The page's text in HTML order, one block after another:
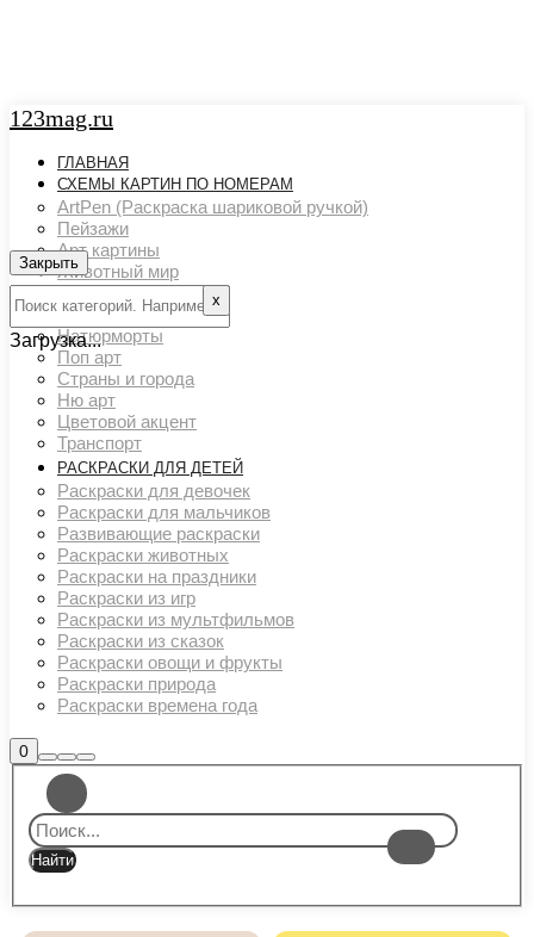
123mag.ru
ГЛАВНАЯ
СХЕМЫ КАРТИН ПО НОМЕРАМ
ArtPen (Раскраска шариковой ручкой)
Пейзажи
Арт картины
Животный мир
Люди
Картины художников
Натюрморты
Поп арт
Страны и города
Ню арт
Цветовой акцент
Транспорт
РАСКРАСКИ ДЛЯ ДЕТЕЙ
Раскраски для девочек
Раскраски для мальчиков
Развивающие раскраски
Раскраски животных
Раскраски на праздники
Раскраски из игр
Раскраски из мультфильмов
Раскраски из сказок
Раскраски овощи и фрукты
Раскраски природа
Раскраски времена года
0Боковая
панель
магазина
Найти
Больше
информации
Главное
меню
Закрыть
х
Загрузка...